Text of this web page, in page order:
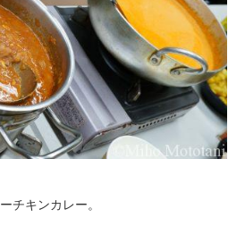
チキンカレー。